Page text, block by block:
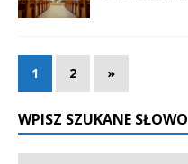
1 2 »
WPISZ SZUKANE SŁOWO